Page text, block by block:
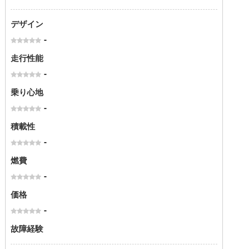
デザイン
-
走行性能
-
乗り心地
-
積載性
-
燃費
-
価格
-
故障経験